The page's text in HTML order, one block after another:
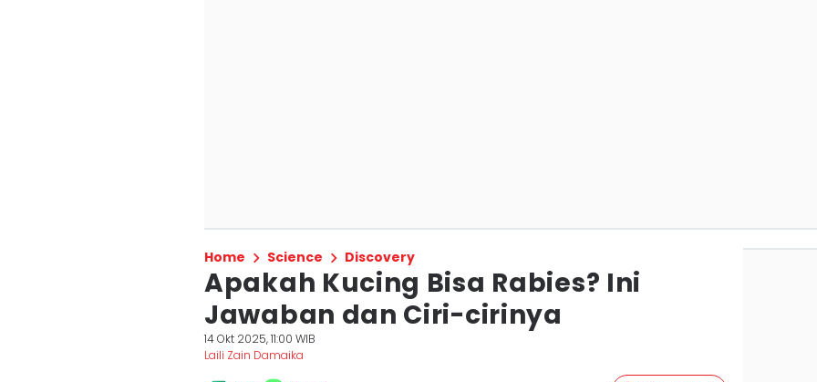
Home Science Discovery
Apakah Kucing Bisa Rabies? Ini
Jawaban dan Ciri-cirinya
14 Okt 2025, 11:00 WIB
Laili Zain Damaika